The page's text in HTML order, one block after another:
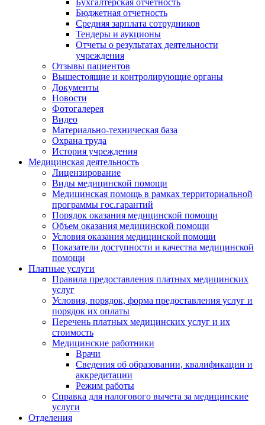
Бухгалтерская отчетность
Бюджетная отчетность
Средняя зарплата сотрудников
Тендеры и аукционы
Отчеты о результатах деятельности
учреждения
Отзывы пациентов
Вышестоящие и контролирующие органы
Документы
Новости
Фотогалерея
Видео
Материально-техническая база
Охрана труда
История учреждения
Медицинская деятельность
Лицензирование
Виды медицинской помощи
Медицинская помощь в рамках территориальной
программы гос.гарантий
Порядок оказания медицинской помощи
Объем оказания медицинской помощи
Условия оказания медицинской помощи
Показатели доступности и качества медицинской
помощи
Платные услуги
Правила предоставления платных медицинских
услуг
Условия, порядок, форма предоставления услуг и
порядок их оплаты
Перечень платных медицинских услуг и их
стоимость
Медицинские работники
Врачи
Сведения об образовании, квалификации и
аккредитации
Режим работы
Справка для налогового вычета за медицинские
услуги
Отделения